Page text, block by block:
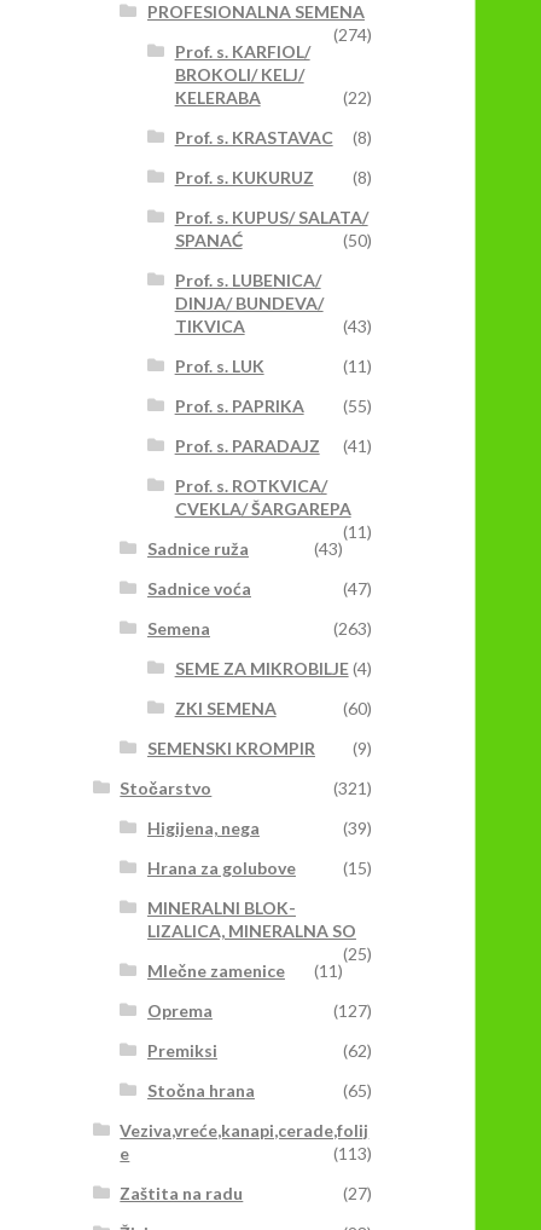
PROFESIONALNA SEMENA
(274)
Prof. s. KARFIOL/
BROKOLI/ KELJ/
KELERABA
(22)
Prof. s. KRASTAVAC
(8)
Prof. s. KUKURUZ
(8)
Prof. s. KUPUS/ SALATA/
SPANAĆ
(50)
Prof. s. LUBENICA/
DINJA/ BUNDEVA/
TIKVICA
(43)
Prof. s. LUK
(11)
Prof. s. PAPRIKA
(55)
Prof. s. PARADAJZ
(41)
Prof. s. ROTKVICA/
CVEKLA/ ŠARGAREPA
(11)
Sadnice ruža
(43)
Sadnice voća
(47)
Semena
(263)
SEME ZA MIKROBILJE(4)
ZKI SEMENA
(60)
SEMENSKI KROMPIR
(9)
Stočarstvo
(321)
Higijena, nega
(39)
Hrana za golubove
(15)
MINERALNI BLOK-
LIZALICA, MINERALNA SO
(25)
Mlečne zamenice
(11)
Oprema
(127)
Premiksi
(62)
Stočna hrana
(65)
Veziva,vreće,kanapi,cerade,folij
e
(113)
Zaštita na radu
(27)